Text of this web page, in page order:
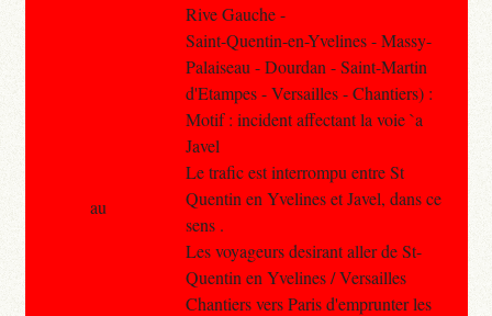
Rive Gauche -
Saint-Quentin-en-Yvelines - Massy-
Palaiseau - Dourdan - Saint-Martin
d'Etampes - Versailles - Chantiers) :
Motif : incident affectant la voie `a
Javel
Le trafic est interrompu entre St
Quentin en Yvelines et Javel, dans ce
sens .
Les voyageurs desirant aller de St-
Quentin en Yvelines / Versailles
Chantiers vers Paris d'emprunter les
au